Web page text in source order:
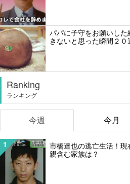
パパに子守をお願いし
きないと思った瞬間２０
Ranking
ランキング
今週 今月
1
市橋達也の逃亡生活！
親含む家族は？